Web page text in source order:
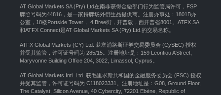
AT Global Markets SA (Pty) Ltd在南非获得金融部门行为监管局许可，FSP
牌照号码为44816，是一家持牌场外衍生品提供商。注册办事处：1801B办
公室，18楼Portside Tower， 4 Bree街，开普敦，西开普省8001。ATFX SA
和ATFX Connect是AT Global Markets SA (Pty) Ltd.的交易名称。
ATFX Global Markets (CY) Ltd. 获塞浦路斯证券交易委员会 (CySEC) 授权
并受其监管，许可证号码为 285/15。注册地址是：159 Leontiou A’Street,
Maryvonne Building Office 204, 3022, Limassol, Cyprus。
AT Global Markets Intl. Ltd. 获毛里求斯共和国的金融服务委员会 (FSC) 授权
并受其监管，许可证号码为 C118023331。注册地址是：G08, Ground Floor,
The Catalyst, Silicon Avenue, 40 Cybercity, 72201 Ebène, Republic of